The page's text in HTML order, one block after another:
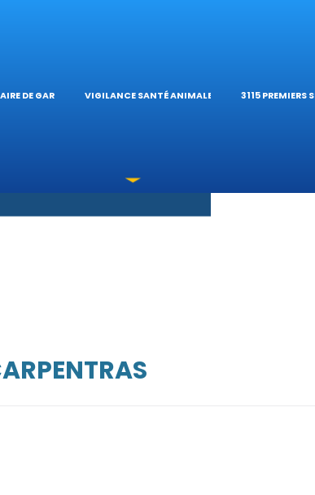
DE GARDE
DU
VIGILANCE SANTÉ ANIMALE
GUIDES
3115 PREMIERS